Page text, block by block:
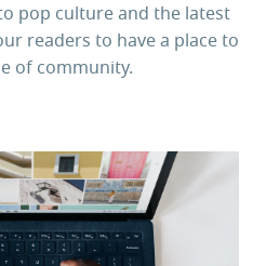
pop culture and the latest
readers to have a place to
of community.